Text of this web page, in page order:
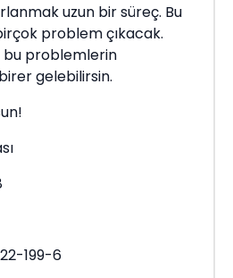
uzun bir süreç. Bu
problem çıkacak.
bu problemlerin
gelebilirsin.
199-6